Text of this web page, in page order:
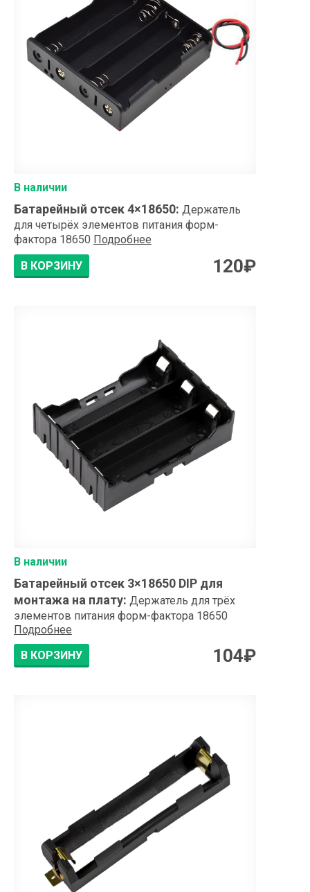
В наличии
Батарейный отсек 4×18650: Держатель
для четырёх элементов питания форм-
фактора 18650 Подробнее
В КОРЗИНУ
120₽
В наличии
Батарейный отсек 3×18650 DIP для
монтажа на плату: Держатель для трёх
элементов питания форм-фактора 18650
Подробнее
В КОРЗИНУ
104₽